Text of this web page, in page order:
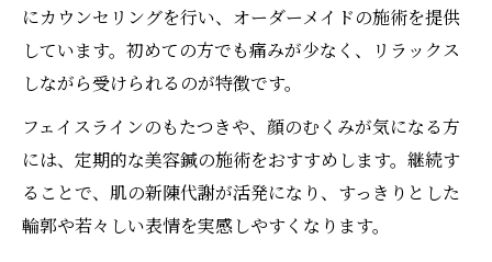
にカウンセリングを行い、オーダーメイドの施術を提供
しています。初めての方でも痛みが少なく、リラックス
しながら受けられるのが特徴です。
フェイスラインのもたつきや、顔のむくみが気になる方
には、定期的な美容鍼の施術をおすすめします。継続す
ることで、肌の新陳代謝が活発になり、すっきりとした
輪郭や若々しい表情を実感しやすくなります。